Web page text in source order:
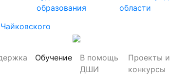
Обучение
В помощь
ДШИ
Проекты и
конкурсы